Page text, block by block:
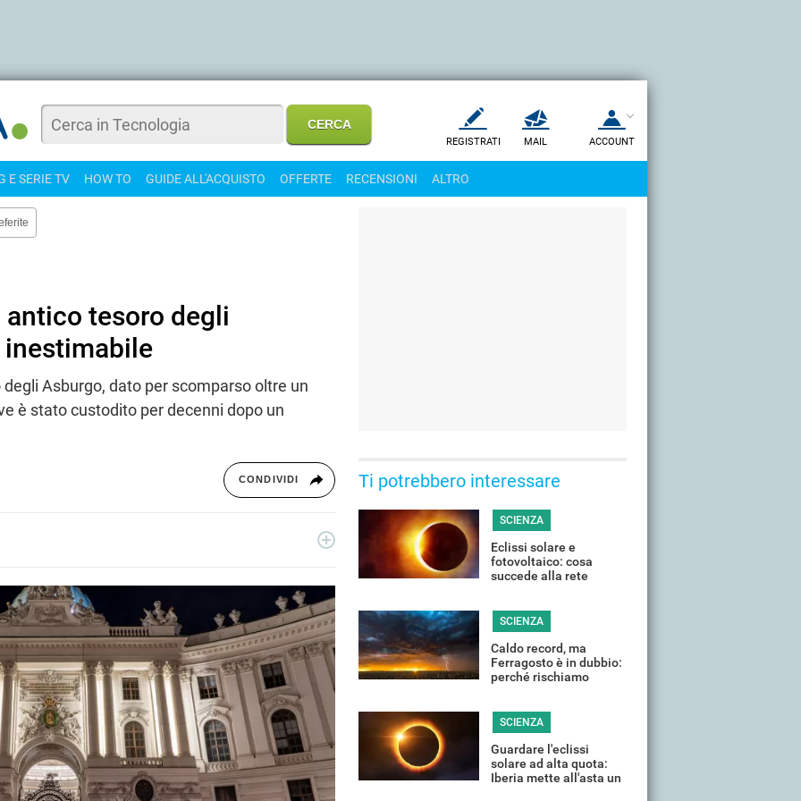
REGISTRATI MAIL ACCOUNT
E SERIE TV HOW TO GUIDE ALL'ACQUISTO OFFERTE RECENSIONI ALTRO
tesoro degli
Asburgo, dato per scomparso oltre un
è stato custodito per decenni dopo un
CONDIVIDI Ti potrebbero interessare
SCIENZA
Eclissi solare e
fotovoltaico: cosa
succede alla rete
SCIENZA
Caldo record, ma
Ferragosto è in dubbio:
perché rischiamo
SCIENZA
Guardare l'eclissi
solare ad alta quota:
Iberia mette all'asta un